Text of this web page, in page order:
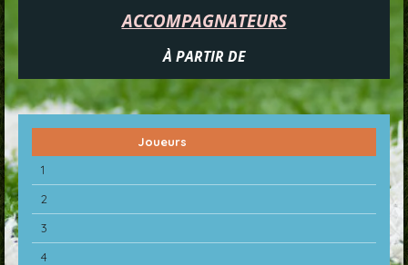
ACCOMPAGNATEURS
À PARTIR DE
Joueurs
1
2
3
4